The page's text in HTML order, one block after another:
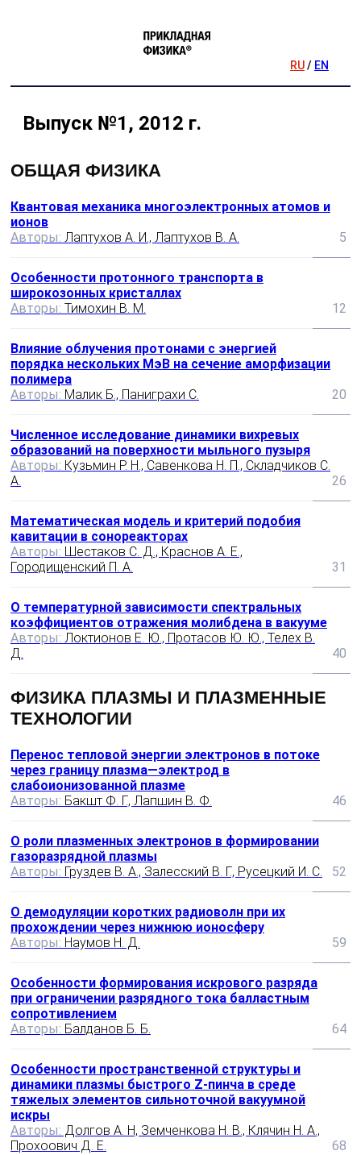
RU/ EN
Выпуск №1, 2012 г.
ОБЩАЯ ФИЗИКА
Квантовая механика многоэлектронных атомов и
ионов
Авторы: Лaптyxoв А. И., Лаптухов В. А. 5
Особенности протонного транспорта в
широкозонных кристаллах
Авторы: Тимохин В. М. 12
Влияние облучения протонами с энергией
порядка нескольких МэВ на сечение аморфизации
полимера
Авторы: Малик Б., Паниграхи С. 20
Численное исследование динамики вихревых
образований на поверхности мыльного пузыря
Авторы: Кузьмин Р. Н., Савенкова Н. П., Складчиков С.
А.
26
Математическая модель и критерий подобия
кавитации в сонореакторах
Авторы: Шестаков С. Д., Краснов А. Е.,
Городищенский П. А.
31
О температурной зависимости спектральных
коэффициентов отражения молибдена в вакууме
Авторы: Локтионов Е. Ю., Протасов Ю. Ю., Телех В.
Д.
40
ФИЗИКА ПЛАЗМЫ И ПЛАЗМЕННЫЕ
ТЕХНОЛОГИИ
Перенос тепловой энергии электронов в потоке
через границу плазма—электрод в
слабоионизованной плазме
Авторы: Бакшт Ф. Г., Лапшин В. Ф. 46
О роли плазменных электронов в формировании
газоразрядной плазмы
Авторы: Груздев В. А., Залесский В. Г., Русецкий И. С. 52
О демодуляции коротких радиоволн при их
прохождении через нижнюю ионосферу
Авторы: Hayмoв Н. Д. 59
Особенности формирования искрового разряда
при ограничении разрядного тока балластным
сопротивлением
Авторы: Балданов Б. Б. 64
Особенности пространственной структуры и
динамики плазмы быстрого Z-пинча в среде
тяжелых элементов сильноточной вакуумной
искры
Авторы: Долгов A. H, Земченкова Н. В., Клячин Н. А.,
Прохоович Д. Е.
68